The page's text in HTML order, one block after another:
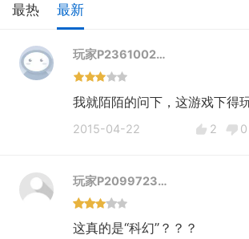
最热 最新
玩家P2361002…
我就陌陌的问下，这游戏下得
2015-04-22 2 0
玩家P2099723…
这真的是“科幻”？？？